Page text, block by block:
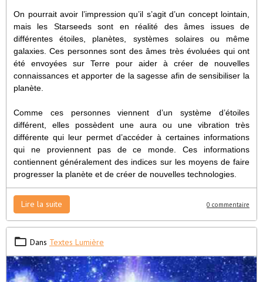
On pourrait avoir l’impression qu’il s’agit d’un concept lointain,
mais les Starseeds sont en réalité des âmes issues de
différentes étoiles, planètes, systèmes solaires ou même
galaxies. Ces personnes sont des âmes très évoluées qui ont
été envoyées sur Terre pour aider à créer de nouvelles
connaissances et apporter de la sagesse afin de sensibiliser la
planète.
Comme ces personnes viennent d’un système d’étoiles
différent, elles possèdent une aura ou une vibration très
différente qui leur permet d’accéder à certaines informations
qui ne proviennent pas de ce monde. Ces informations
contiennent généralement des indices sur les moyens de faire
progresser la planète et de créer de nouvelles technologies.
Lire la suite 0 commentaire
Dans Textes Lumière